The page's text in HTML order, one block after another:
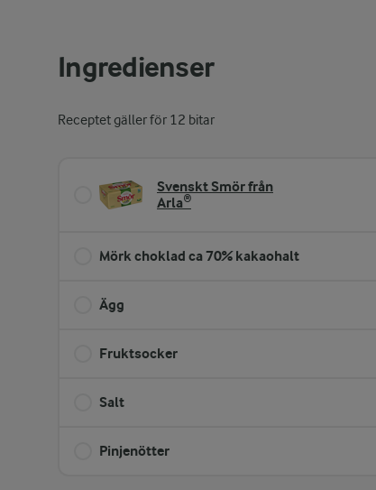
Ingredienser
Receptet gäller för 12 bitar
Svenskt Smör från
Arla®
Mörk choklad ca 70% kakaohalt
Ägg
Fruktsocker
Salt
Pinjenötter